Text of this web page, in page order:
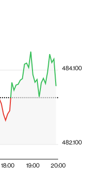
18:00 19:00 20:00
482.100
484.100